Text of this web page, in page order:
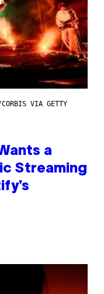
CORBIS VIA GETTY
a
Streaming